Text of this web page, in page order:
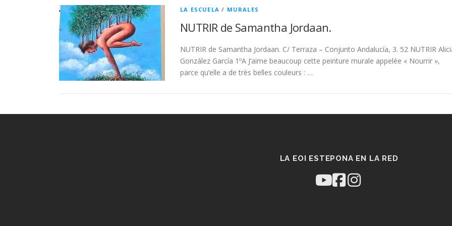
LA ESCUELA / MURALES
NUTRIR de Samantha Jordaan.
NUTRIR de Samantha Jordaan. C/ Terraza – Conjunto Andalucía, 3. 52 NUTRIR
González García 1ºA J’aime beaucoup cette peinture murale appelée « Nourrir »,
parce qu’elle a de très belles couleurs : …
LA EOI ESTEPONA EN LA RED